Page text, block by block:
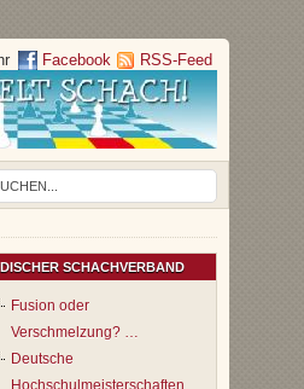
Facebook RSS-Feed
SCHACHVERBAND
Fusion oder
Verschmelzung? …
Deutsche